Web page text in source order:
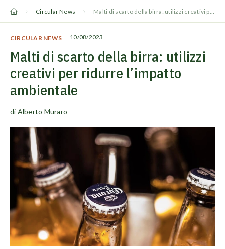
Circular News Malti di scarto della birra: utilizzi creativi per ridurre l’impatto ambientale
CIRCULAR NEWS 10/08/2023
Malti di scarto della birra: utilizzi
creativi per ridurre l’impatto
ambientale
di Alberto Muraro